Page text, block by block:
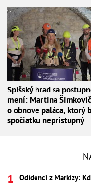
Spišský hrad sa
mení: Martina
o obnove paláca, ktorý
spočiatku neprístupný
Odídenci z Markízy: